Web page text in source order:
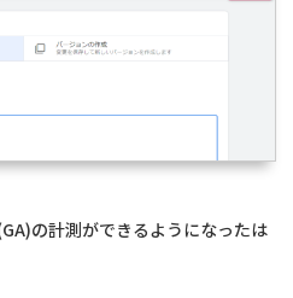
の計測ができるようになったは